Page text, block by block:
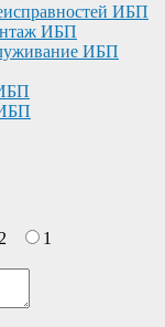
ИБП
ИБП
ИБП
2
1